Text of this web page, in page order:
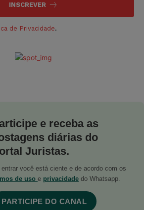
INSCREVER
de Privacidade.
e receba as
diárias do
Juristas.
entrar você está ciente e de acordo com os
de uso e privacidade do Whatsapp.
PARTICIPE DO CANAL